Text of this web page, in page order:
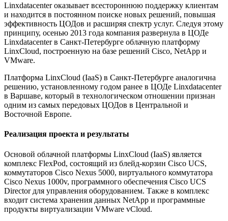
Linxdatacenter оказывает всестороннюю поддержку клиентам
и находится в постоянном поиске новых решений, повышая
эффективность ЦОДов и расширяя спектр услуг. Следуя этому
принципу, осенью 2013 года компания развернула в ЦОДе
Linxdatacenter в Санкт-Петербурге облачную платформу
LinxCloud, построенную на базе решений Cisco, NetApp и
VMware.
Платформа LinxCloud (IaaS) в Санкт-Петербурге аналогична
решению, установленному годом ранее в ЦОДе Linxdatacenter
в Варшаве, который в технологическом отношении признан
одним из самых передовых ЦОДов в Центральной и
Восточной Европе.
Реализация проекта и результаты
Основой облачной платформы LinxCloud (IaaS) является
комплекс FlexPod, состоящий из блейд-корзин Cisco UCS,
коммутаторов Cisco Nexus 5000, виртуального коммутатора
Cisco Nexus 1000v, программного обеспечения Cisco UCS
Director для управления оборудованием. Также в комплекс
входит система хранения данных NetApp и программные
продукты виртуализации VMware vCloud.